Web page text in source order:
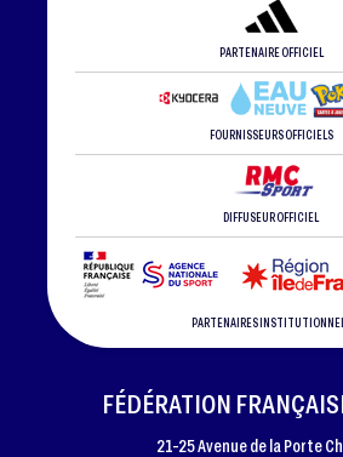
PARTENAIRE OFFICIEL
FOURNISSEURS OFFICIELS
DIFFUSEUR OFFICIEL
PARTENAIRES
FÉDÉRATION
21-25 Avenue de la Porte